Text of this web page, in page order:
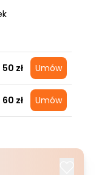
50 zł Umów
60 zł Umów